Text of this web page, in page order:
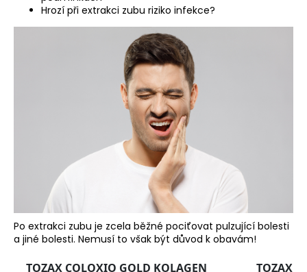
Hrozí při extrakci zubu riziko infekce?
Po extrakci zubu je zcela běžné pociťovat pulzující bolesti
a jiné bolesti. Nemusí to však být důvod k obavám!
HLEDAT